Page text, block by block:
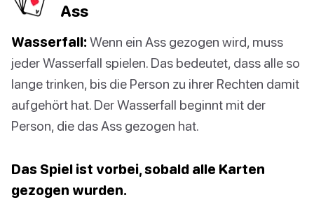
Ass
Wasserfall: Wenn ein Ass gezogen wird, muss
jeder Wasserfall spielen. Das bedeutet, dass alle so
lange trinken, bis die Person zu ihrer Rechten damit
aufgehört hat. Der Wasserfall beginnt mit der
Person, die das Ass gezogen hat.
Das Spiel ist vorbei, sobald alle Karten
gezogen wurden.